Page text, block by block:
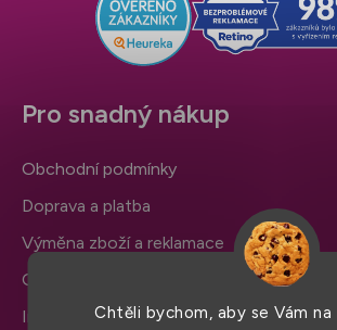
Chtěli bychom, aby se Vám
Pro snadný nákup
Obchodní podmínky
Doprava a platba
Výměna zboží a reklamace
Ochrana osobních údajů
Informace a nastavení cookies